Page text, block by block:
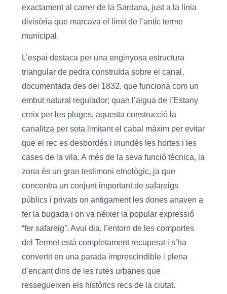
exactament al carrer de la Sardana, just a la línia
divisòria que marcava el límit de l’antic terme
municipal.
L’espai destaca per una enginyosa estructura
triangular de pedra construïda sobre el canal,
documentada des del 1832, que funciona com un
embut natural regulador; quan l’aigua de l’Estany
creix per les pluges, aquesta construcció la
canalitza per sota limitant el cabal màxim per evitar
que el rec es desbordés i inundés les hortes i les
cases de la vila. A més de la seva funció tècnica, la
zona és un gran testimoni etnològic, ja que
concentra un conjunt important de safareigs
públics i privats on antigament les dones anaven a
fer la bugada i on va néixer la popular expressió
“fer safareig”. Avui dia, l’entorn de les comportes
del Termet està completament recuperat i s’ha
convertit en una parada imprescindible i plena
d’encant dins de les rutes urbanes que
ressegueixen els històrics recs de la ciutat.